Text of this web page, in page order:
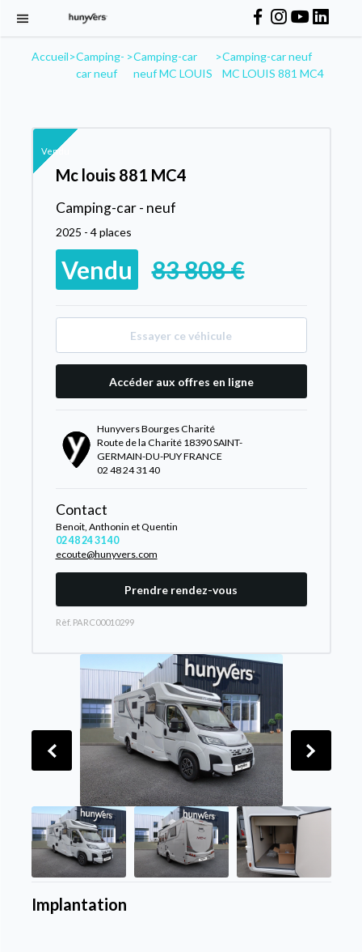
Accueil>Camping-
car neuf
>Camping-car
neuf MC LOUIS
>Camping-car neuf
MC LOUIS 881 MC4
Vendu
Mc louis 881 MC4
Camping-car - neuf
2025 - 4 places
Vendu 83 808 €
Essayer ce véhicule
Accéder aux offres en ligne
Hunyvers Bourges Charité
Route de la Charité 18390 SAINT-
GERMAIN-DU-PUY FRANCE
02 48 24 31 40
Contact
Benoit, Anthonin et Quentin
02 48 24 31 40
ecoute@hunyvers.com
Prendre rendez-vous
Rèf. PARC00010299
Implantation